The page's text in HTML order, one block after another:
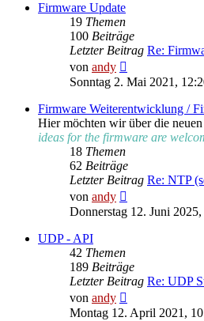
Firmware Update
19 Themen
100 Beiträge
Letzter Beitrag Re:
von andy
Beitrag
Sonntag 2. Mai 2021,
Firmware Weiterentwicklung /
Hier möchten wir über die
ideas for the firmware are
18 Themen
62 Beiträge
Letzter Beitrag Re: NTP
von andy
Beitrag
Donnerstag 12. Juni
UDP - API
42 Themen
189 Beiträge
Letzter Beitrag Re: UDP
von andy
Beitrag
Montag 12. April 2021,